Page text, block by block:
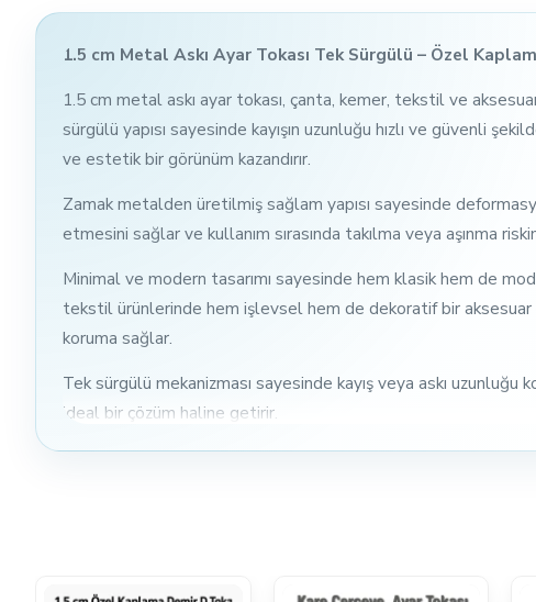
1.5 cm Metal Askı Ayar Tokası Tek Sürgülü – Özel
1.5 cm metal askı ayar tokası, çanta, kemer, tekstil ve
sürgülü yapısı sayesinde kayışın uzunluğu hızlı ve güvenli
ve estetik bir görünüm kazandırır.
Zamak metalden üretilmiş sağlam yapısı sayesinde
etmesini sağlar ve kullanım sırasında takılma veya aşınma
Minimal ve modern tasarımı sayesinde hem klasik hem de
tekstil ürünlerinde hem işlevsel hem de dekoratif bir aksesuar
koruma sağlar.
Tek sürgülü mekanizması sayesinde kayış veya askı
ideal bir çözüm haline getirir.
Kullanım Alanları
Omuz askılı çantalar